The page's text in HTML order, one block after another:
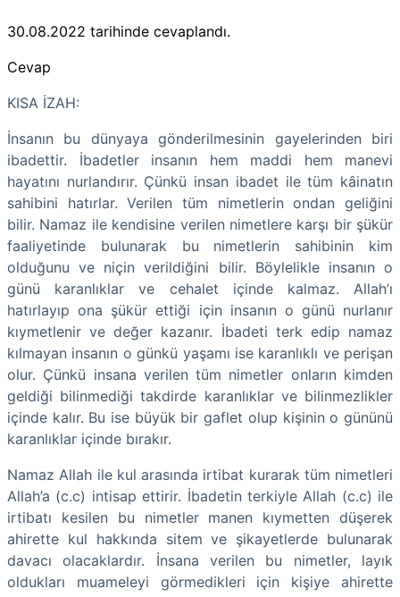
30.08.2022 tarihinde cevaplandı.
Cevap
KISA İZAH:
İnsanın bu dünyaya gönderilmesinin gayelerinden biri
ibadettir. İbadetler insanın hem maddi hem manevi
hayatını nurlandırır. Çünkü insan ibadet ile tüm kâinatın
sahibini hatırlar. Verilen tüm nimetlerin ondan geliğini
bilir. Namaz ile kendisine verilen nimetlere karşı bir şükür
faaliyetinde bulunarak bu nimetlerin sahibinin kim
olduğunu ve niçin verildiğini bilir. Böylelikle insanın o
günü karanlıklar ve cehalet içinde kalmaz. Allah’ı
hatırlayıp ona şükür ettiği için insanın o günü nurlanır
kıymetlenir ve değer kazanır. İbadeti terk edip namaz
kılmayan insanın o günkü yaşamı ise karanlıklı ve perişan
olur. Çünkü insana verilen tüm nimetler onların kimden
geldiği bilinmediği takdirde karanlıklar ve bilinmezlikler
içinde kalır. Bu ise büyük bir gaflet olup kişinin o gününü
karanlıklar içinde bırakır.
Namaz Allah ile kul arasında irtibat kurarak tüm nimetleri
Allah’a (c.c) intisap ettirir. İbadetin terkiyle Allah (c.c) ile
irtibatı kesilen bu nimetler manen kıymetten düşerek
ahirette kul hakkında sitem ve şikayetlerde bulunarak
davacı olacaklardır. İnsana verilen bu nimetler, layık
oldukları muameleyi görmedikleri için kişiye ahirette